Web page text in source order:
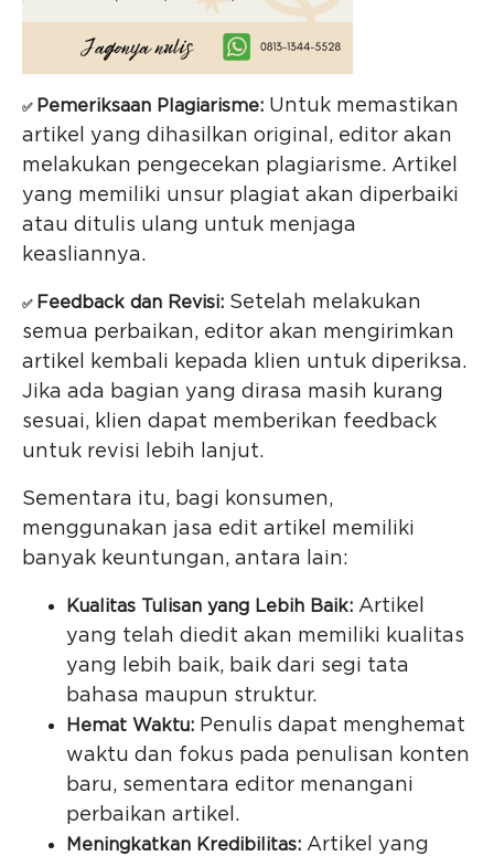
✅ Pemeriksaan Plagiarisme: Untuk memastikan
artikel yang dihasilkan original, editor akan
melakukan pengecekan plagiarisme. Artikel
yang memiliki unsur plagiat akan diperbaiki
atau ditulis ulang untuk menjaga
keasliannya.
✅ Feedback dan Revisi: Setelah melakukan
semua perbaikan, editor akan mengirimkan
artikel kembali kepada klien untuk diperiksa.
Jika ada bagian yang dirasa masih kurang
sesuai, klien dapat memberikan feedback
untuk revisi lebih lanjut.
Sementara itu, bagi konsumen,
menggunakan jasa edit artikel memiliki
banyak keuntungan, antara lain:
Kualitas Tulisan yang Lebih Baik: Artikel
yang telah diedit akan memiliki kualitas
yang lebih baik, baik dari segi tata
bahasa maupun struktur.
Hemat Waktu: Penulis dapat menghemat
waktu dan fokus pada penulisan konten
baru, sementara editor menangani
perbaikan artikel.
Meningkatkan Kredibilitas: Artikel yang